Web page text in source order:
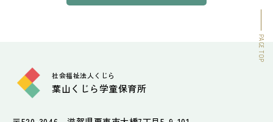
社会福祉法人くじら
葉山くじら学童保育所
PAGE TOP